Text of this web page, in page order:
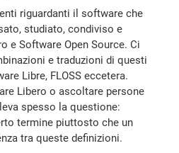
riguardanti il software che
studiato, condiviso e
e Software Open Source. Ci
e traduzioni di questi
Libre, FLOSS eccetera.
Libero o ascoltare persone
spesso la questione:
termine piuttosto che un
tra queste definizioni.